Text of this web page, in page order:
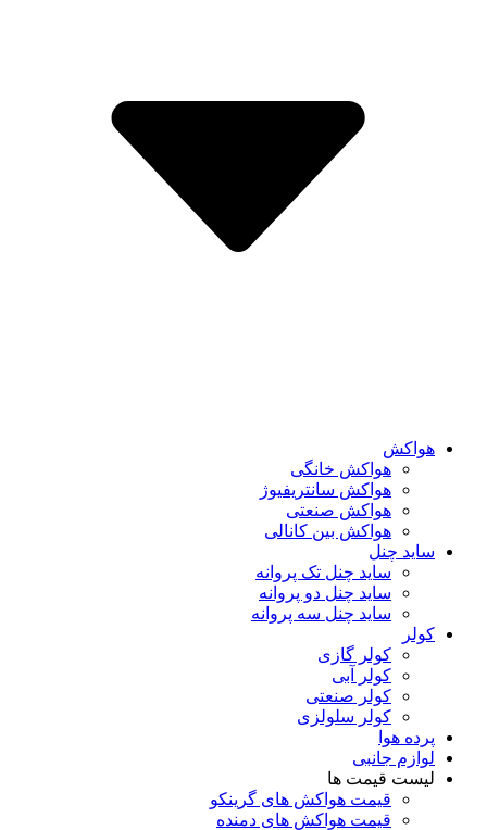
هواکش
هواکش خانگی
هواکش سانتریفیوژ
هواکش صنعتی
هواکش بین کانالی
ساید چنل
ساید چنل تک پروانه
ساید چنل دو پروانه
ساید چنل سه پروانه
کولر
کولر گازی
کولر آبی
کولر صنعتی
کولر سلولزی
پرده هوا
لوازم جانبی
لیست قیمت ها
قیمت هواکش های گرینکو
قیمت هواکش های دمنده